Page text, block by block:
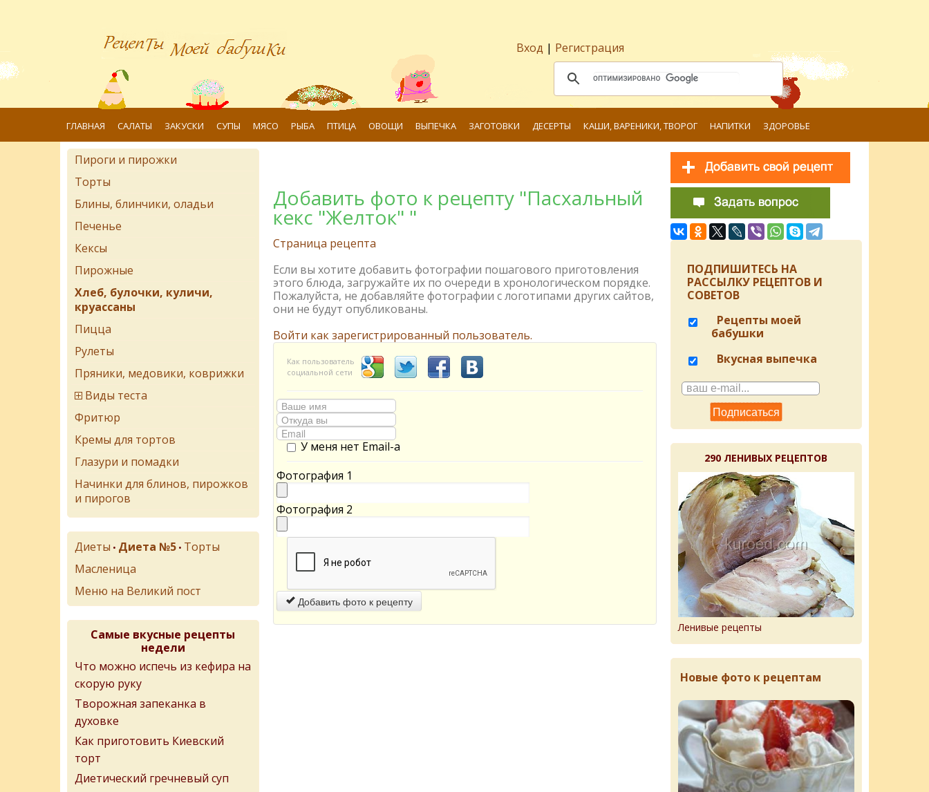
Вход | Регистрация
ГЛАВНАЯ САЛАТЫ ЗАКУСКИ СУПЫ МЯСО РЫБА ПТИЦА ОВОЩИ ВЫПЕЧКА ЗАГОТОВКИ ДЕСЕРТЫ КАШИ, ВАРЕНИКИ, ТВОРОГ НАПИТКИ ЗДОРОВЬЕ
Добавить фото к рецепту "Пасхальный
кекс "Желток" "
Страница рецепта
Если вы хотите добавить фотографии пошагового приготовления
этого блюда, загружайте их по очереди в хронологическом порядке.
Пожалуйста, не добавляйте фотографии с логотипами других сайтов,
они не будут опубликованы.
Войти как зарегистрированный пользователь.
Как пользователь
социальной сети
У меня нет Email-а
Фотография 1
Фотография 2
Добавить фото к рецепту
Пироги и пирожки
Торты
Блины, блинчики, оладьи
Печенье
Кексы
Пирожные
Хлеб, булочки, куличи,
круассаны
Пицца
Рулеты
Пряники, медовики, коврижки
Виды теста
Фритюр
Кремы для тортов
Глазури и помадки
Начинки для блинов, пирожков
и пирогов
Диеты • Диета №5 • Торты
Масленица
Меню на Великий пост
Самые вкусные рецепты
недели
Что можно испечь из кефира на
скорую руку
Творожная запеканка в
духовке
Как приготовить Киевский
торт
Диетический гречневый суп
ПОДПИШИТЕСЬ НА
РАССЫЛКУ РЕЦЕПТОВ И
СОВЕТОВ
Рецепты моей
бабушки
Вкусная выпечка
290 ЛЕНИВЫХ РЕЦЕПТОВ
Ленивые рецепты
Новые фото к рецептам